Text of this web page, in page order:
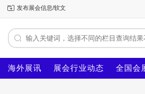
发布展会信息/软文
海外展讯 展会行业动态 全国会